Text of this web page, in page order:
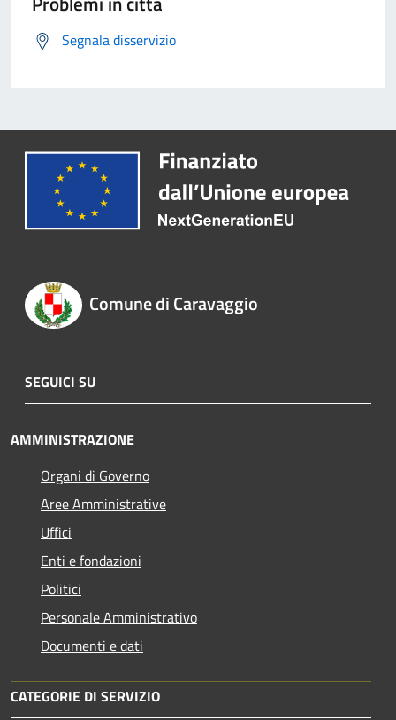
Segnala disservizio
Comune di Caravaggio
SEGUICI SU
AMMINISTRAZIONE
Organi di Governo
Aree Amministrative
Uffici
Enti e fondazioni
Politici
Personale Amministrativo
Documenti e dati
CATEGORIE DI SERVIZIO